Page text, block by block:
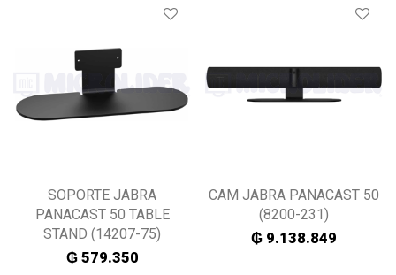
SOPORTE JABRA
PANACAST 50 TABLE
STAND (14207-75)
₲579.350
CAM JABRA PANACAST 50
(8200-231)
₲ 9.138.849